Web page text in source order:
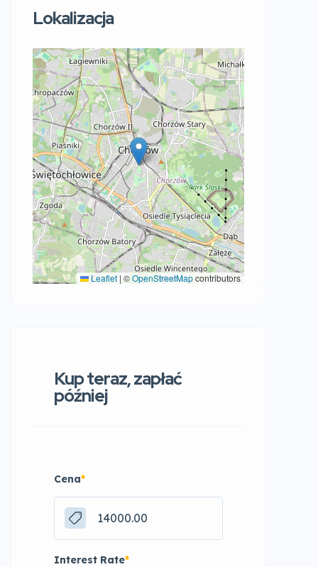
Lokalizacja
Leaflet | ©OpenStreetMapcontributors
Kup teraz, zapłać
później
Cena*
Interest Rate*